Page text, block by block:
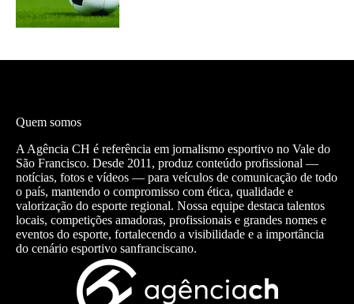
Quem somos
A Agência CH é referência em jornalismo esportivo no Vale do
São Francisco. Desde 2011, produz conteúdo profissional —
notícias, fotos e vídeos — para veículos de comunicação de todo
o país, mantendo o compromisso com ética, qualidade e
valorização do esporte regional. Nossa equipe destaca talentos
locais, competições amadoras, profissionais e grandes nomes e
eventos do esporte, fortalecendo a visibilidade e a importância
do cenário esportivo sanfranciscano.